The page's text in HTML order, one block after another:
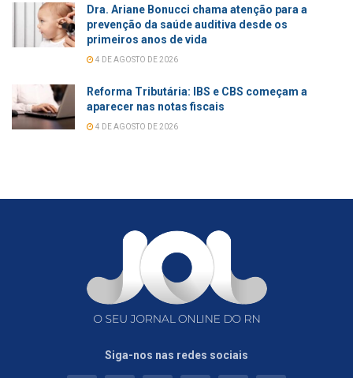
Dra. Ariane Bonucci chama atenção para a
prevenção da saúde auditiva desde os
primeiros anos de vida
4 DE AGOSTO DE 2026
Reforma Tributária: IBS e CBS começam a
aparecer nas notas fiscais
4 DE AGOSTO DE 2026
Siga-nos nas redes sociais